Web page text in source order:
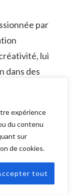
expérience
du contenu
sur
de cookies.
tout
par
lui
dans des
profond
sur la